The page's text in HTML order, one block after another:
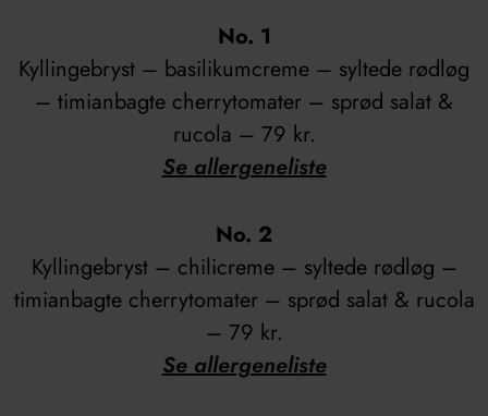
No. 1
Kyllingebryst – basilikumcreme – syltede rødløg
– timianbagte cherrytomater – sprød salat &
rucola – 79 kr.
Se allergeneliste
No. 2
Kyllingebryst – chilicreme – syltede rødløg –
timianbagte cherrytomater – sprød salat & rucola
– 79 kr.
Se allergeneliste